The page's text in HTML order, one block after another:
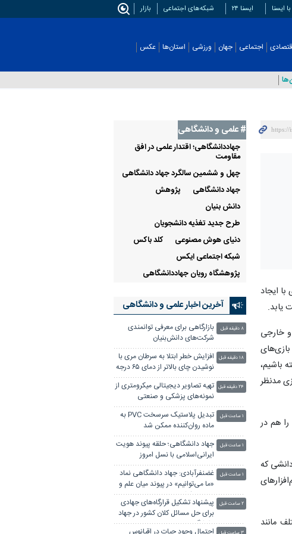
ایسنا ایسنا ۲۴ شبکه‌های اجتماعی بازار
اجتماعی جهان ورزشی استان‌ها عکس
ایجاد
و خارجی
باشیم،
مدنظر
هم در
که
مانند
# علمی‌ و دانشگاهی
جهاددانشگاهی؛ اقتدار علمی در افق
مقاومت
چهل و ششمین سالگرد جهاد دانشگاهی
جهاد دانشگاهی
پژوهش
دانش بنیان
طرح جدید تغذیه دانشجویان
دنیای هوش مصنوعی
کلد باکس
شبکه اجتماعی ایکس
پژوهشگاه رویان جهاددانشگاهی
آخرین اخبار علمی‌ و دانشگاهی
بازارگاهی برای معرفی توانمندی
شرکت‌های دانش‌بنیان
۸ دقیقه قبل
افزایش خطر ابتلا به سرطان مری با
نوشیدن چای بالاتر از دمای ۶۵ درجه
۱۸ دقیقه قبل
تهیه تصاویر دیجیتالی میکرومتری از
نمونه‌های پزشکی و صنعتی
۲۴ دقیقه قبل
تبدیل پلاستیک سرسخت PVC به
ماده روان‌کننده ممکن شد
۱ ساعت قبل
جهاد دانشگاهی؛ حلقه پیوند هویت
ایرانی‌اسلامی با نسل امروز
۱ ساعت قبل
غضنفرآبادی: جهاد دانشگاهی نماد
«ما می‌توانیم» در پیوند میان علم و
نیازهای کشور
۱ ساعت قبل
پیشنهاد تشکیل قرارگاه‌های جهادی
برای حل مسائل کلان کشور در جهاد
دانشگاهی
۲ ساعت قبل
احتمال وجود حیات در اقیانوس